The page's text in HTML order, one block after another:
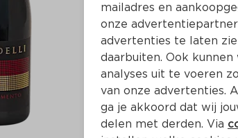
mailadres en
onze
advertenties te laten
daarbuiten. Ook
analyses uit te voeren
van onze advertenties.
ga je akkoord dat wij
delen met derden. Via